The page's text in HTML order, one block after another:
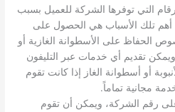
التي توفرها الشركة للعميل بسبب
أهم تلك الأسباب هي الحصول على
الحفاظ على الأسطوانة الغازية أو
تقديم أي خدمات عبر التليفون
أو أسطوانة الغاز إذا كانت تقوم
مجانية تماماً.
رقم الشركة، ويمكن أن تقوم